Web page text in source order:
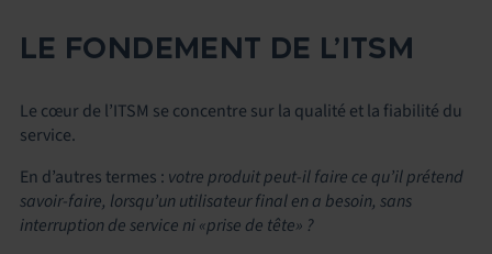
LE FONDEMENT DE L’ITSM
Le cœur de l’ITSM se concentre sur la qualité et la fiabilité du
service.
En d’autres termes : votre produit peut-il faire ce qu’il prétend
savoir-faire, lorsqu’un utilisateur final en a besoin, sans
interruption de service ni «prise de tête» ?